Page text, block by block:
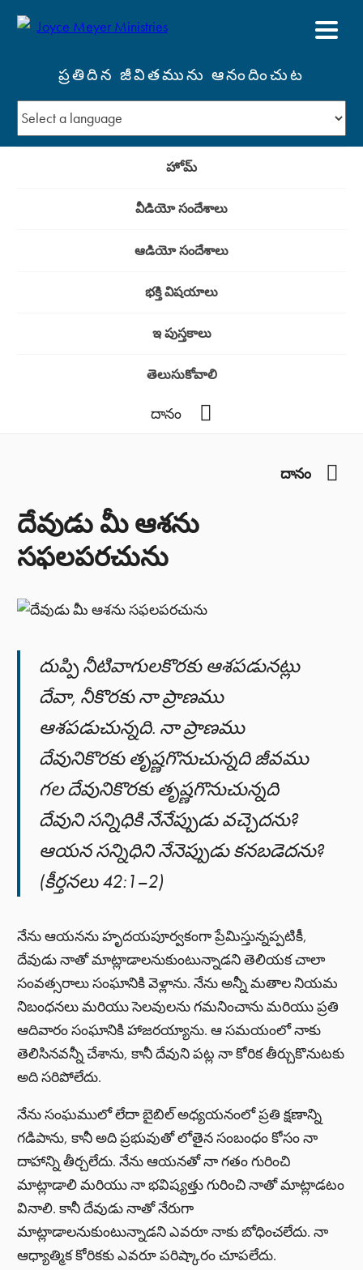
ప్రతిదిన జీవితమును ఆనందించుట
హోమ్
వీడియో సందేశాలు
ఆడియో సందేశాలు
భక్తి విషయాలు
ఇ పుస్తకాలు
తెలుసుకోవాలి
దానం
దానం
దేవుడు మీ ఆశను
సఫలపరచును
దుప్పి నీటివాగులకొరకు ఆశపడునట్లు
దేవా, నీకొరకు నా ప్రాణము
ఆశపడుచున్నది. నా ప్రాణము
దేవునికొరకు తృష్ణగొనుచున్నది జీవము
గల దేవునికొరకు తృష్ణగొనుచున్నది
దేవుని సన్నిధికి నేనేప్పుడు వచ్చెదను?
ఆయన సన్నిధిని నేనెప్పుడు కనబడెదను?
(కీర్తనలు 42:1–2)
నేను ఆయనను హృదయపూర్వకంగా ప్రేమిస్తున్నప్పటికీ,
దేవుడు నాతో మాట్లాడాలనుకుంటున్నాడని తెలియక చాలా
సంవత్సరాలు సంఘానికి వెళ్లాను. నేను అన్నీ మతాల నియమ
నిబంధనలు మరియు సెలవులను గమనించాను మరియు ప్రతి
ఆదివారం సంఘానికి హాజరయ్యాను. ఆ సమయంలో నాకు
తెలిసినవన్నీ చేశాను, కానీ దేవుని పట్ల నా కోరిక తీర్చుకొనుటకు
అది సరిపోలేదు.
నేను సంఘములో లేదా బైబిల్ అధ్యయనంలో ప్రతి క్షణాన్ని
గడిపాను, కానీ అది ప్రభువుతో లోతైన సంబంధం కోసం నా
దాహాన్ని తీర్చలేదు. నేను ఆయనతో నా గతం గురించి
మాట్లాడాలి మరియు నా భవిష్యత్తు గురించి నాతో మాట్లాడటం
వినాలి. కానీ దేవుడు నాతో నేరుగా
మాట్లాడాలనుకుంటున్నాడని ఎవరూ నాకు బోధించలేదు. నా
ఆధ్యాత్మిక కోరికకు ఎవరూ పరిష్కారం చూపలేదు.